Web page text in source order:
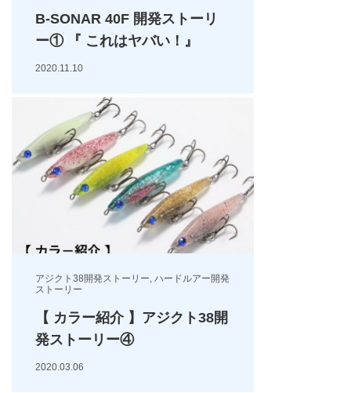
B-SONAR 40F 開発ストーリ
ー① 『 これはヤバい！』
2020.11.10
アジクト38開発ストーリー, ハードルアー開発
ストーリー
【 カラー紹介 】アジクト38開
発ストーリー④
2020.03.06